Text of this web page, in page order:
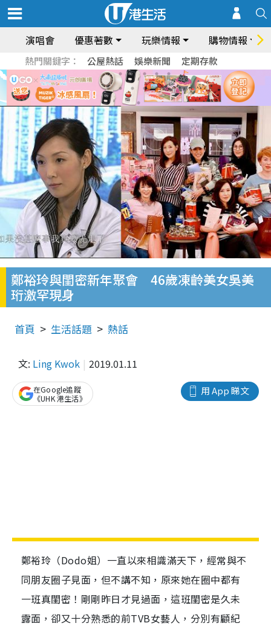
演唱會 優惠著數 玩樂情報 購物情報
熱門關鍵字： 公屋熱話 娛樂新聞 定期存款
鄭裕玲與閨密新年聚會 46歲凍齡美女吳美
珩激罕現身
首頁 生活話題 熱話
文: Ling Kwok 2019.01.11
用 App 睇文
在Google追蹤
《UHK 港生活》
鄭裕玲（Dodo姐）一直以來相識滿天下，經常與不
同朋友圈子見面，但不講不知，原來她在圈中都有
一班真閨密！剛剛昨日才見過面，這班閨密是久未
露面，卻又十分熟悉的前TVB女藝人，分別有顧紀